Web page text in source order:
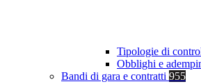
Tipologie di
Obblighi e
Bandi di gara e contratti 955